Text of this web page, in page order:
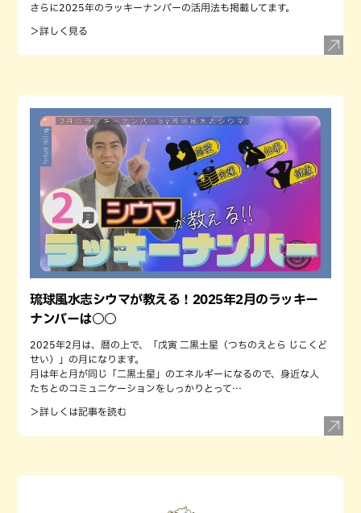
さらに2025年のラッキーナンバーの活用法も掲載してます。
＞詳しく見る
琉球風水志シウマが教える！2025年2月のラッキー
ナンバーは○○
2025年2月は、暦の上で、「戊寅 二黒土星（つちのえとら じこくど
せい）」の月になります。
月は年と月が同じ「二黒土星」のエネルギーになるので、身近な人
たちとのコミュニケーションをしっかりとって…
＞詳しくは記事を読む